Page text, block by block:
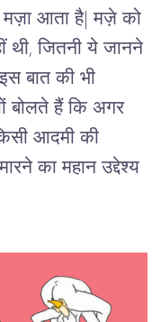
मज़ा आता है| मज़े को
थी, जितनी ये जानने
बात की भी
बोलते हैं कि अगर
आदमी की
का महान उद्देश्य